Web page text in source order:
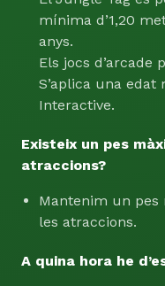
mínima d’1,20
anys.
Els jocs d’arcade
S’aplica una
Interactive.
Existeix un pes
atraccions?
Mantenim un pes
les atraccions.
A quina hora he